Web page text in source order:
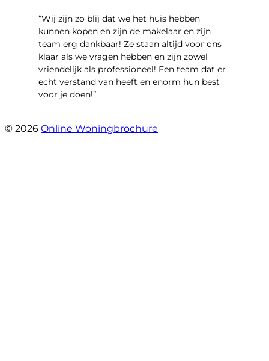
“Wij zijn zo blij dat we het huis hebben
kunnen kopen en zijn de makelaar en zijn
team erg dankbaar! Ze staan altijd voor ons
klaar als we vragen hebben en zijn zowel
vriendelijk als professioneel! Een team dat er
echt verstand van heeft en enorm hun best
voor je doen!”
© 2026 Online Woningbrochure